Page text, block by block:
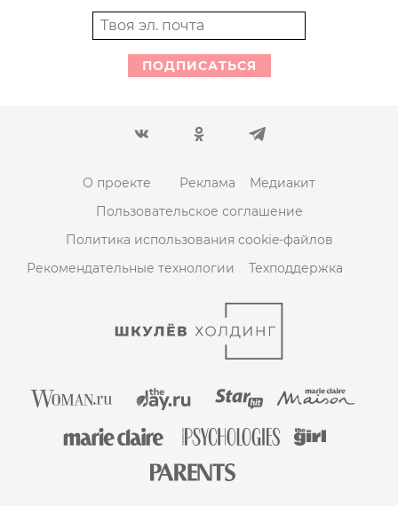
ПОДПИСАТЬСЯ
О проекте Реклама
Медиакит
Пользовательское соглашение
Политика использования cookie-файлов
Рекомендательные технологии
Техподдержка